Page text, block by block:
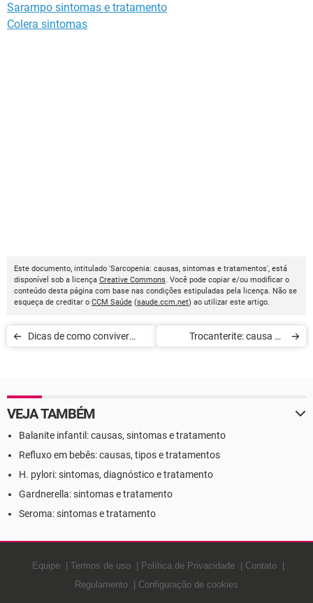
Sarampo sintomas e tratamento
Colera sintomas
Este documento, intitulado 'Sarcopenia: causas, sintomas e tratamentos', está
disponível sob a licença Creative Commons. Você pode copiar e/ou modificar o
conteúdo desta página com base nas condições estipuladas pela licença. Não se
esqueça de creditar o CCM Saúde (saude.ccm.net) ao utilizar este artigo.
Dicas de como conviver
Trocanterite: causa de
VEJA TAMBÉM
Balanite infantil: causas, sintomas e tratamento
Refluxo em bebês: causas, tipos e tratamentos
H. pylori: sintomas, diagnóstico e tratamento
Gardnerella: sintomas e tratamento
Seroma: sintomas e tratamento
Equipe Termos de uso Política de Privacidade
Contato
Regulamento
Configuração de cookies